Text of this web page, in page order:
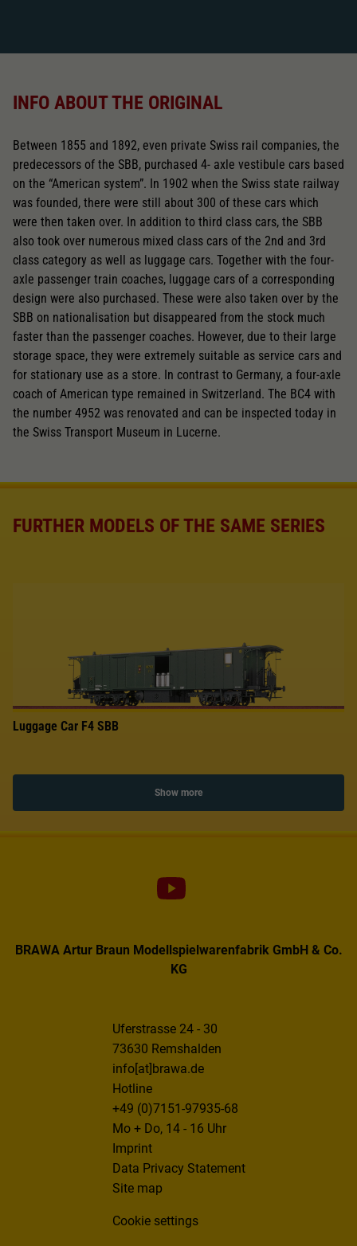
INFO ABOUT THE ORIGINAL
Between 1855 and 1892, even private Swiss rail companies, the
predecessors of the SBB, purchased 4- axle vestibule cars based
on the “American system”. In 1902 when the Swiss state railway
was founded, there were still about 300 of these cars which
were then taken over. In addition to third class cars, the SBB
also took over numerous mixed class cars of the 2nd and 3rd
class category as well as luggage cars. Together with the four-
axle passenger train coaches, luggage cars of a corresponding
design were also purchased. These were also taken over by the
SBB on nationalisation but disappeared from the stock much
faster than the passenger coaches. However, due to their large
storage space, they were extremely suitable as service cars and
for stationary use as a store. In contrast to Germany, a four-axle
coach of American type remained in Switzerland. The BC4 with
the number 4952 was renovated and can be inspected today in
the Swiss Transport Museum in Lucerne.
FURTHER MODELS OF THE SAME SERIES
Luggage Car F4 SBB
Show more
BRAWA Artur Braun Modellspielwarenfabrik GmbH & Co.
KG
Uferstrasse 24 - 30
73630 Remshalden
info[at]brawa.de
Hotline
+49 (0)7151-97935-68
Mo + Do, 14 - 16 Uhr
Imprint
Data Privacy Statement
Site map
Cookie settings